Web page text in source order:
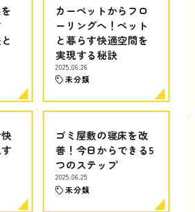
カーペットからフロ
ーリングへ！ペット
と暮らす快適空間を
実現する秘訣
2025.06.26
未分類
ゴミ屋敷の寝床を改
善！今日からできる5
つのステップ
2025.06.25
未分類